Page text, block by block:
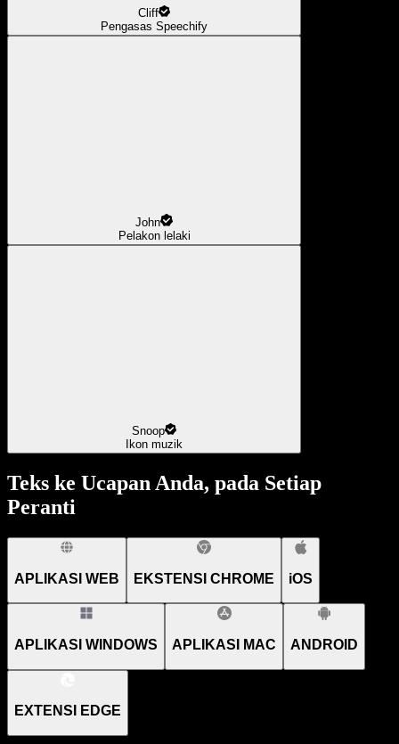
Cliff
Pengasas Speechify
John
Pelakon lelaki
Snoop
Ikon muzik
Teks ke Ucapan Anda, pada Setiap
Peranti
APLIKASI WEB EKSTENSI CHROME iOS
APLIKASI WINDOWS APLIKASI MAC ANDROID
EXTENSI EDGE